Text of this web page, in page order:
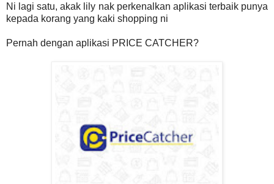
Ni lagi satu, akak lily nak perkenalkan aplikasi terbaik punya
kepada korang yang kaki shopping ni
Pernah dengan aplikasi PRICE CATCHER?